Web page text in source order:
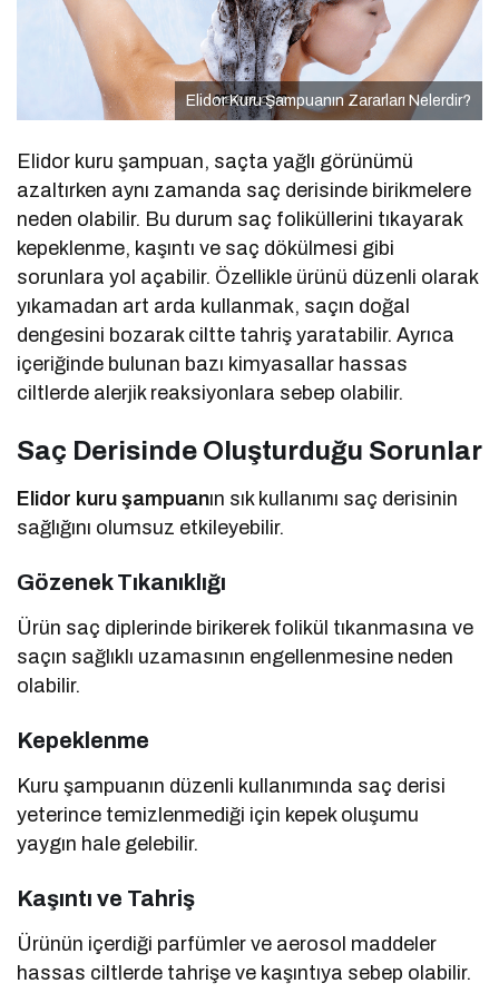
Elidor Kuru Şampuanın Zararları Nelerdir?
Elidor kuru şampuan, saçta yağlı görünümü
azaltırken aynı zamanda saç derisinde birikmelere
neden olabilir. Bu durum saç foliküllerini tıkayarak
kepeklenme, kaşıntı ve saç dökülmesi gibi
sorunlara yol açabilir. Özellikle ürünü düzenli olarak
yıkamadan art arda kullanmak, saçın doğal
dengesini bozarak ciltte tahriş yaratabilir. Ayrıca
içeriğinde bulunan bazı kimyasallar hassas
ciltlerde alerjik reaksiyonlara sebep olabilir.
Saç Derisinde Oluşturduğu Sorunlar
Elidor kuru şampuanın sık kullanımı saç derisinin
sağlığını olumsuz etkileyebilir.
Gözenek Tıkanıklığı
Ürün saç diplerinde birikerek folikül tıkanmasına ve
saçın sağlıklı uzamasının engellenmesine neden
olabilir.
Kepeklenme
Kuru şampuanın düzenli kullanımında saç derisi
yeterince temizlenmediği için kepek oluşumu
yaygın hale gelebilir.
Kaşıntı ve Tahriş
Ürünün içerdiği parfümler ve aerosol maddeler
hassas ciltlerde tahrişe ve kaşıntıya sebep olabilir.